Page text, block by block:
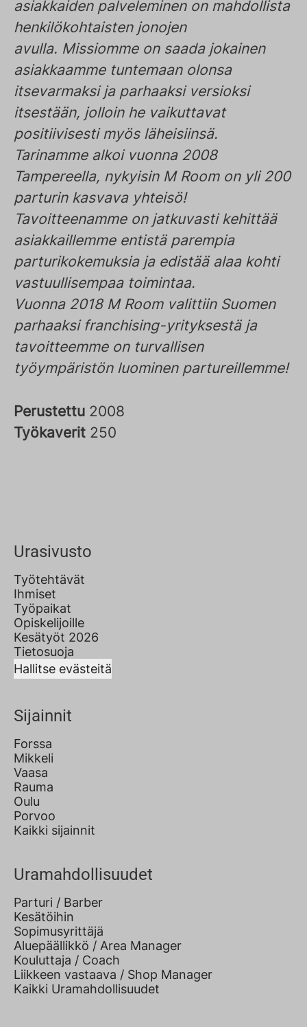
asiakkaiden palveleminen on mahdollista
henkilökohtaisten jonojen
avulla. Missiomme on saada jokainen
asiakkaamme tuntemaan olonsa
itsevarmaksi ja parhaaksi versioksi
itsestään, jolloin he vaikuttavat
positiivisesti myös läheisiinsä.
Tarinamme alkoi vuonna 2008
Tampereella, nykyisin M Room on yli 200
parturin kasvava yhteisö!
Tavoitteenamme on jatkuvasti kehittää
asiakkaillemme entistä parempia
parturikokemuksia ja edistää alaa kohti
vastuullisempaa toimintaa.
Vuonna 2018 M Room valittiin Suomen
parhaaksi franchising-yrityksestä ja
tavoitteemme on turvallisen
työympäristön luominen partureillemme!
Perustettu 2008
Työkaverit 250
Urasivusto
Työtehtävät
Ihmiset
Työpaikat
Opiskelijoille
Kesätyöt 2026
Tietosuoja
Hallitse evästeitä
Sijainnit
Forssa
Mikkeli
Vaasa
Rauma
Oulu
Porvoo
Kaikki sijainnit
Uramahdollisuudet
Parturi / Barber
Kesätöihin
Sopimusyrittäjä
Aluepäällikkö / Area Manager
Kouluttaja / Coach
Liikkeen vastaava / Shop Manager
Kaikki Uramahdollisuudet